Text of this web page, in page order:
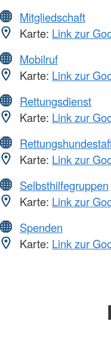
Mitgliedschaft
Karte: Link zur
Mobilruf
Karte: Link zur
Rettungsdienst
Karte: Link zur
Karte: Link zur
Selbsthilfegruppen
Karte: Link zur
Spenden
Karte: Link zur